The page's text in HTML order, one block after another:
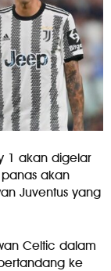
1 akan digelar
panas akan
Juventus yang
Celtic dalam
ke